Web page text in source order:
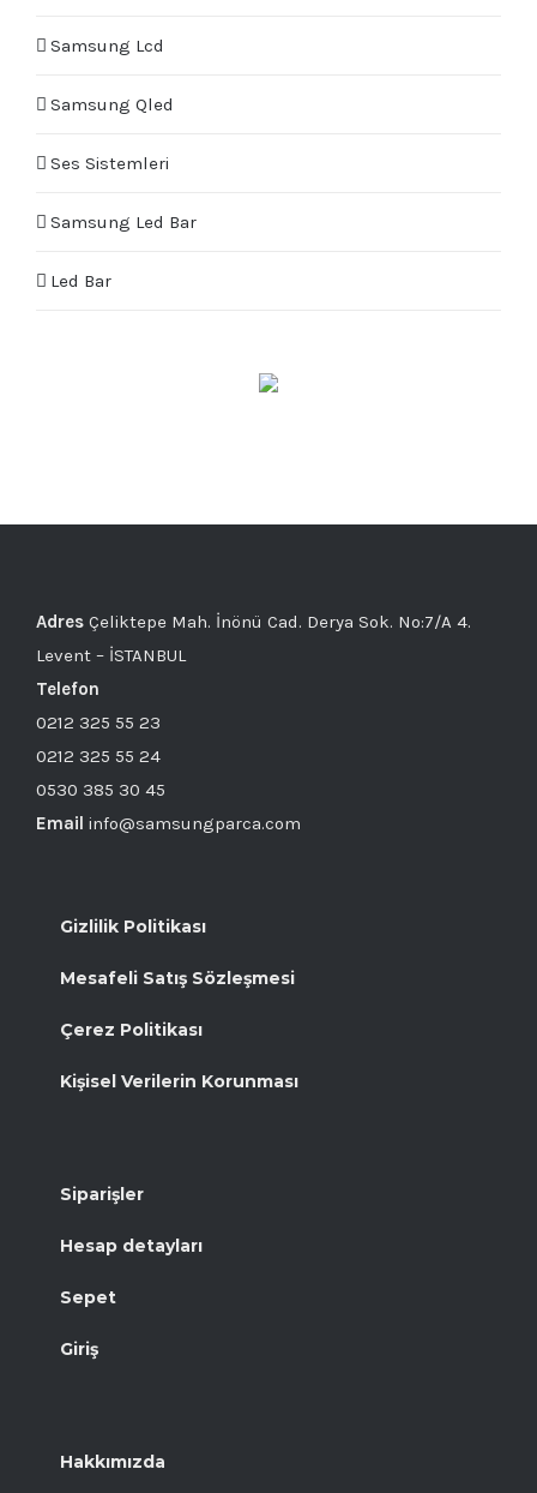
Samsung Lcd
Samsung Qled
Ses Sistemleri
Samsung Led Bar
Led Bar
Adres Çeliktepe Mah. İnönü Cad. Derya Sok. No:7/A 4.
Levent – İSTANBUL
Telefon
0212 325 55 23
0212 325 55 24
0530 385 30 45
Email info@samsungparca.com
Gizlilik Politikası
Mesafeli Satış Sözleşmesi
Çerez Politikası
Kişisel Verilerin Korunması
Siparişler
Hesap detayları
Sepet
Giriş
Hakkımızda